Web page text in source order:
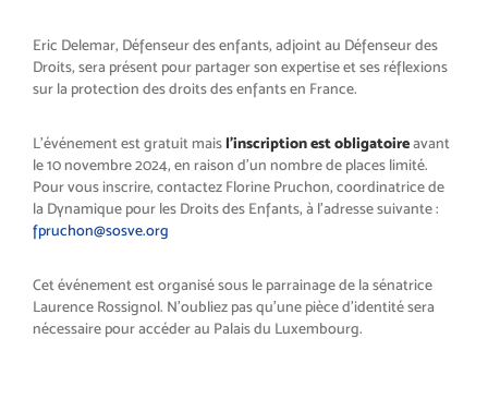
Eric Delemar, Défenseur des enfants, adjoint au Défenseur des
Droits, sera présent pour partager son expertise et ses réflexions
sur la protection des droits des enfants en France.
L’événement est gratuit maisl’inscription est obligatoireavant
le 10 novembre 2024, en raison d’un nombre de places limité.
Pour vous inscrire, contactez Florine Pruchon, coordinatrice de
la Dynamique pour les Droits des Enfants, à l’adresse suivante :
fpruchon@sosve.org
Cet événement est organisé sous le parrainage de la sénatrice
Laurence Rossignol. N’oubliez pas qu’une pièce d’identité sera
nécessaire pour accéder au Palais du Luxembourg.